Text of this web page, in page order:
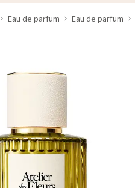
Eau de parfum Eau de parfum